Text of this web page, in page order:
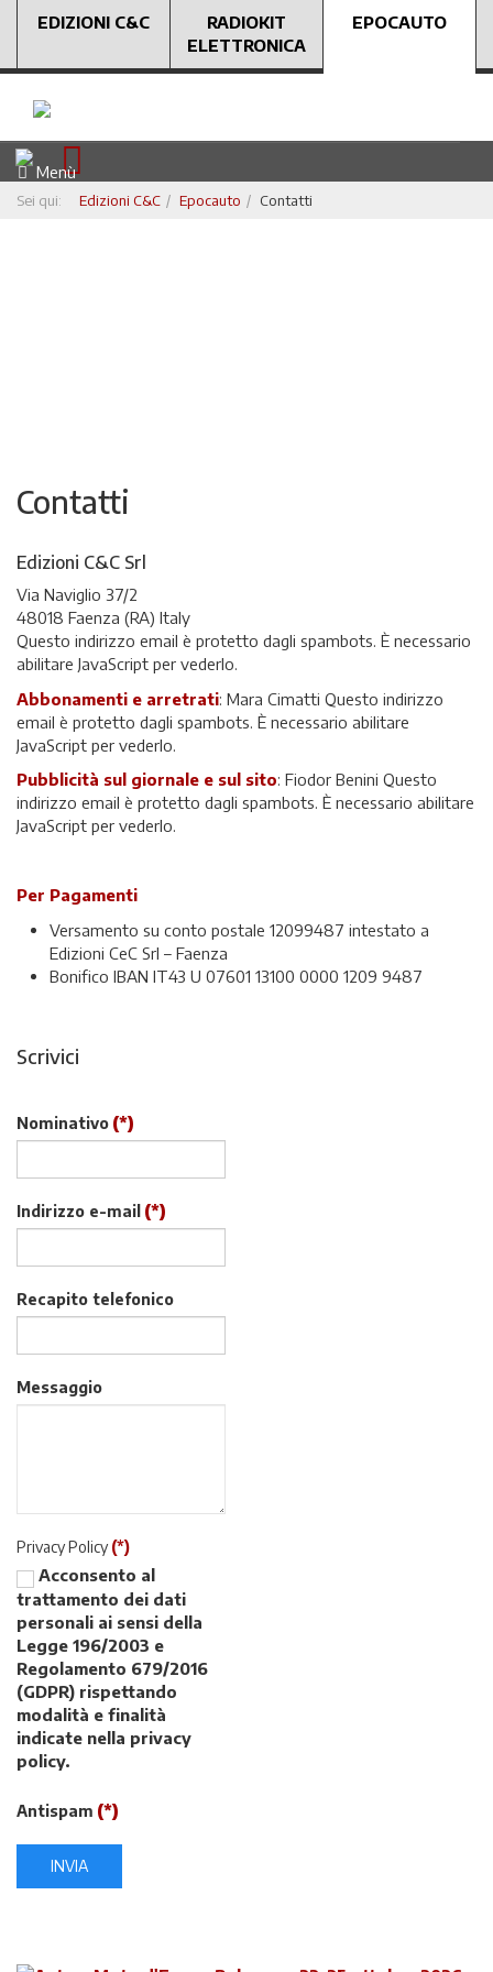
EDIZIONI C&C
RADIOKIT
ELETTRONICA
EPOCAUTO
Menù
Sei qui: Edizioni C&C Epocauto Contatti
Contatti
Edizioni C&C Srl
Via Naviglio 37/2
48018 Faenza (RA) Italy
Questo indirizzo email è protetto dagli spambots. È necessario
abilitare JavaScript per vederlo.
Abbonamenti e arretrati: Mara Cimatti Questo indirizzo
email è protetto dagli spambots. È necessario abilitare
JavaScript per vederlo.
Pubblicità sul giornale e sul sito: Fiodor Benini Questo
indirizzo email è protetto dagli spambots. È necessario abilitare
JavaScript per vederlo.
Per Pagamenti
Versamento su conto postale 12099487 intestato a
Edizioni CeC Srl – Faenza
Bonifico IBAN IT43 U 07601 13100 0000 1209 9487
Scrivici
Nominativo (*)
Indirizzo e-mail (*)
Recapito telefonico
Messaggio
Privacy Policy (*)
Acconsento al
trattamento dei dati
personali ai sensi della
Legge 196/2003 e
Regolamento 679/2016
(GDPR) rispettando
modalità e finalità
indicate nella privacy
policy.
Antispam (*)
INVIA